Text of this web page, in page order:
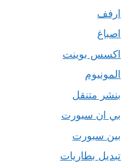
ارفف
اصباغ
اكسس بوينت
المونيوم
بنشر متنقل
بي ان سبورت
بين سبورت
تبديل بطاريات